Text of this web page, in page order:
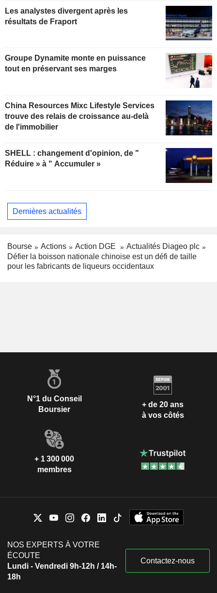
Les analystes divergent après les
résultats de Fraport
Groupe Dynamite monte en puissance
tout en préservant ses marges
China Resources Mixc Lifestyle Services
trouve des relais de croissance au-delà
de l'immobilier
SHELL : changement d'opinion, de "
Réduire » à " Accumuler »
Dernières actualités
Bourse Actions Action DGE
Actualités Diageo plc
Défier la boisson nationale chinoise est un défi de taille
pour les fabricants de liqueurs occidentaux
N°1 du Conseil
Boursier
+ de 20 ans
à vos côtés
+ 1 300 000
membres
NOS EXPERTS À VOTRE
ÉCOUTE
Lundi - Vendredi 9h-12h / 14h-
18h
Contactez-nous